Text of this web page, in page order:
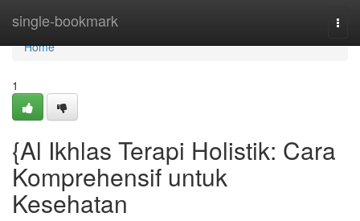
single-bookmark
Home
Home
1
{Al Ikhlas Terapi Holistik: Cara
Komprehensif untuk
Kesehatan